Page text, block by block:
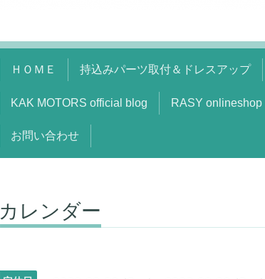
ＨＯＭＥ 持込みパーツ取付＆ドレスアップ
KAK MOTORS official blog RASY onlineshop
お問い合わせ
カレンダー